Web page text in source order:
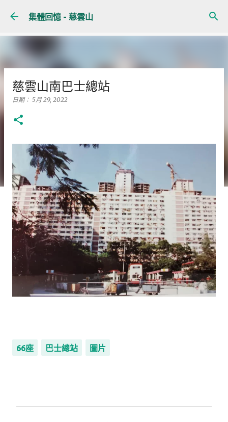
跳至主要內容
集體回憶 - 慈雲山
慈雲山南巴士總站
日期： 5月 29, 2022
66座 巴士總站 圖片